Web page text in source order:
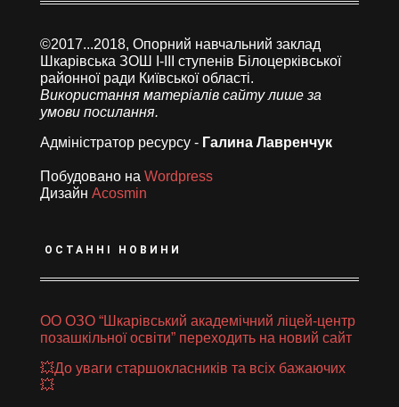
©2017...2018, Опорний навчальний заклад
Шкарівська ЗОШ І-ІІІ ступенів Білоцерківської
районної ради Київської області.
Використання матеріалів сайту лише за
умови посилання.
Адміністратор ресурсу - Галина Лавренчук
Побудовано на Wordpress
Дизайн Acosmin
ОСТАННІ НОВИНИ
ОО ОЗО “Шкарівський академічний ліцей-центр
позашкільної освіти” переходить на новий сайт
💥До уваги старшокласників та всіх бажаючих
💥